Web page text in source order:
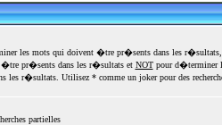
les mots qui doivent �tre pr�sents dans les
pr�sents dans les r�sultats et NOTpour d�terminer
les r�sultats. Utilisez * comme un joker pour des
partielles